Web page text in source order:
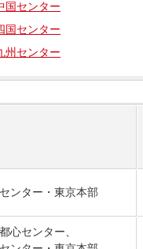
国センター
国センター
州センター
ンター・東京本部
心センター、